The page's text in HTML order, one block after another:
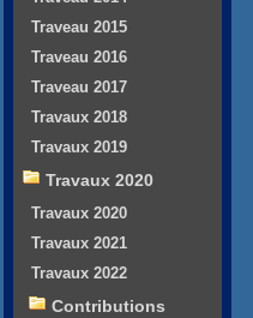
Traveau 2015
Traveau 2016
Traveau 2017
Travaux 2018
Travaux 2019
Travaux 2020
Travaux 2020
Travaux 2021
Travaux 2022
Contributions